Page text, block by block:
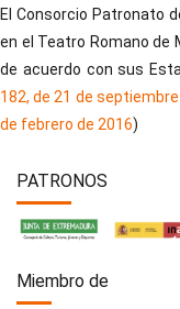
El Consorcio Patronato
en el Teatro Romano de
de acuerdo con sus
182, de 21 de
de febrero de 2016)
PATRONOS
Miembro de